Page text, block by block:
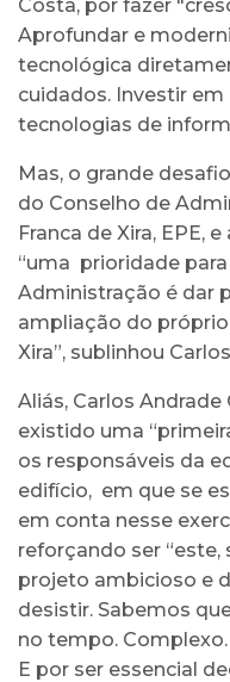
Costa, por fazer
Aprofundar e
tecnológica
cuidados. Investir
tecnologias de
Mas, o grande
do Conselho de
Franca de Xira, EPE,
“uma prioridade
Administração é dar
ampliação do
Xira”, sublinhou
Aliás, Carlos
existido uma
os responsáveis da
edifício, em que se
em conta nesse
reforçando ser
projeto ambicioso e
desistir. Sabemos
no tempo.
E por ser essencial